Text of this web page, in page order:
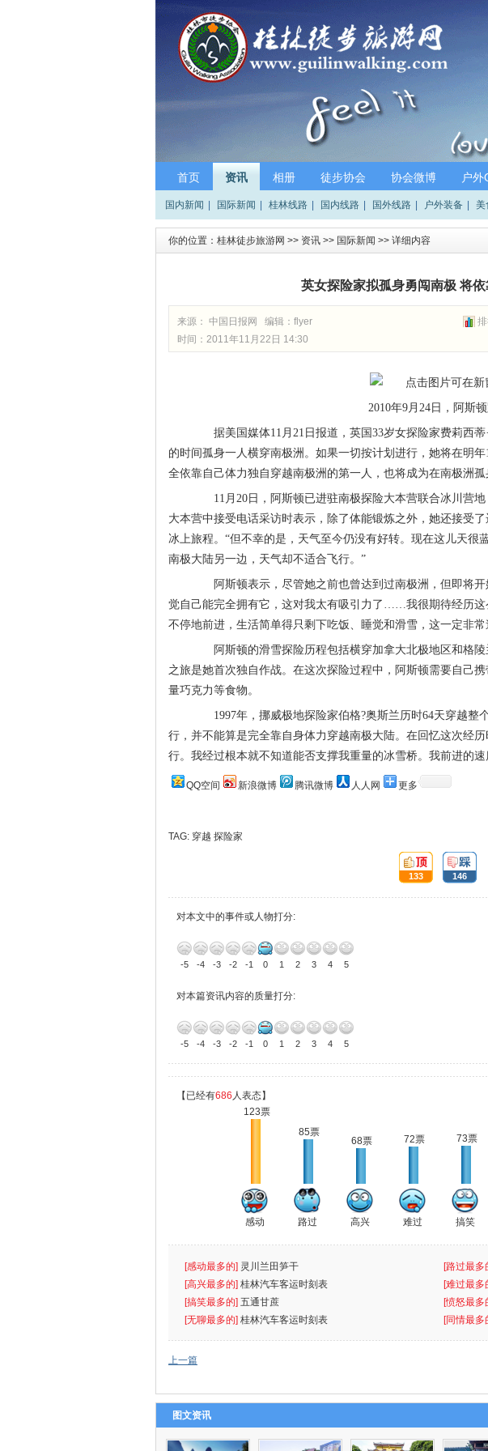
首页 资讯 相册 徒步协会 协会微博 户外
国内新闻 国际新闻 桂林线路 国内线路 国外线路 户外装备 美
你的位置： 桂林徒步旅游网 >> 资讯 >> 国际新闻 >> 详细内容
英女探险家拟孤身勇闯南极 将
来源： 中国日报网 编辑： flyer
时间：2011年11月22日 14:30
2010年9月24日，阿斯
据美国媒体11月21日报道，英国33岁女探险家费莉西蒂
的时间孤身一人横穿南极洲。如果一切按计划进行，她将在明
全依靠自己体力独自穿越南极洲的第一人，也将成为在南极洲孤
11月20日，阿斯顿已进驻南极探险大本营联合冰川营地
大本营中接受电话采访时表示，除了体能锻炼之外，她还接受
冰上旅程。“但不幸的是，天气至今仍没有好转。现在这儿天很
南极大陆另一边，天气却不适合飞行。”
阿斯顿表示，尽管她之前也曾达到过南极洲，但即将开
觉自己能完全拥有它，这对我太有吸引力了……我很期待经历
不停地前进，生活简单得只剩下吃饭、睡觉和滑雪，这一定非常
阿斯顿的滑雪探险历程包括横穿加拿大北极地区和格陵
之旅是她首次独自作战。在这次探险过程中，阿斯顿需要自己
量巧克力等食物。
1997年，挪威极地探险家伯格?奥斯兰历时64天穿越整
行，并不能算是完全靠自身体力穿越南极大陆。在回忆这次经
行。我经过根本就不知道能否支撑我重量的冰雪桥。我前进的
QQ空间 新浪微博 腾讯微博 人人网 更多
TAG: 穿越 探险家
顶:
133
踩:
146
对本文中的事件或人物打分:
-5 -4 -3 -2 -1 0 1 2 3 4 5
对本篇资讯内容的质量打分:
-5 -4 -3 -2 -1 0 1 2 3 4 5
【已经有686 人表态】
123票
感动
85票
路过
68票
高兴
72票
难过
73票
搞笑
[感动最多的] 灵川兰田笋干 [路过最多
[高兴最多的] 桂林汽车客运时刻表 [难过最多
[搞笑最多的] 五通甘蔗 [愤怒最多
[无聊最多的] 桂林汽车客运时刻表 [同情最多
上一篇
图文资讯